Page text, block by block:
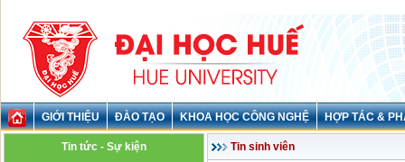
GIỚI THIỆU ĐÀO TẠO KHOA HỌC CÔNG NGHỆ HỢP TÁC &
Tin tức - Sự kiện Tin sinh viên